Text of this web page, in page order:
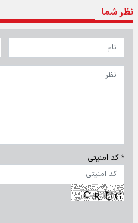
نظر شما
* کد امنیتی